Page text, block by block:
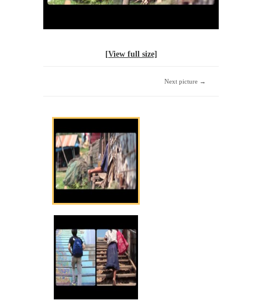
[View full size]
Next picture →